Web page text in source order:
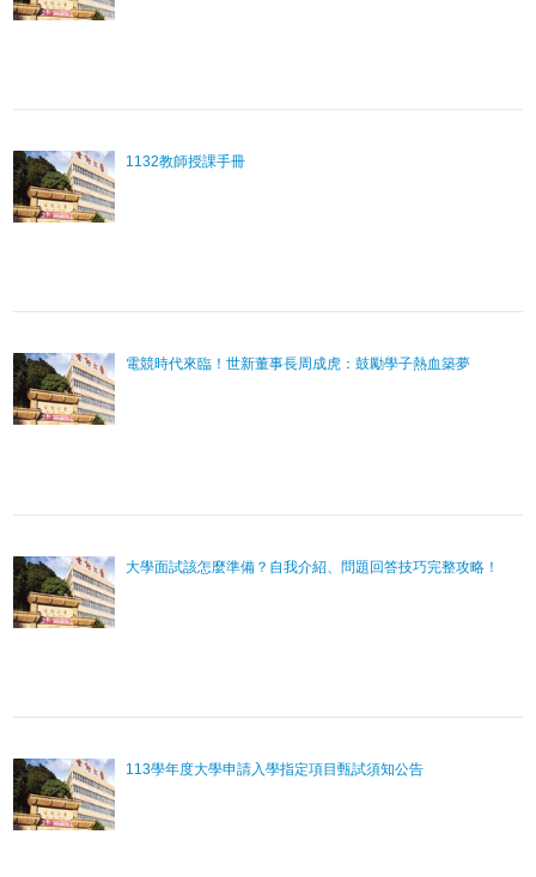
1132教師授課手冊
電競時代來臨！世新董事長周成虎：鼓勵學子熱血築夢
大學面試該怎麼準備？自我介紹、問題回答技巧完整攻略！
113學年度大學申請入學指定項目甄試須知公告